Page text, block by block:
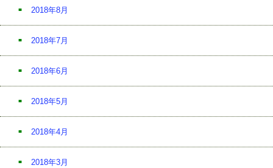
2018年8月
2018年7月
2018年6月
2018年5月
2018年4月
2018年3月